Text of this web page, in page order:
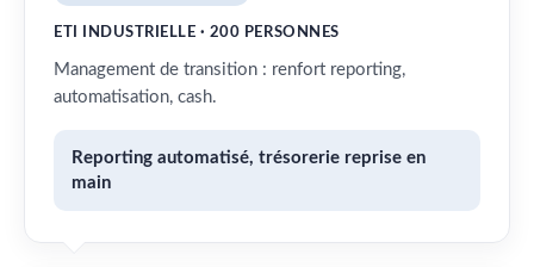
ETI INDUSTRIELLE · 200 PERSONNES
Management de transition : renfort reporting,
automatisation, cash.
Reporting automatisé, trésorerie reprise en
main